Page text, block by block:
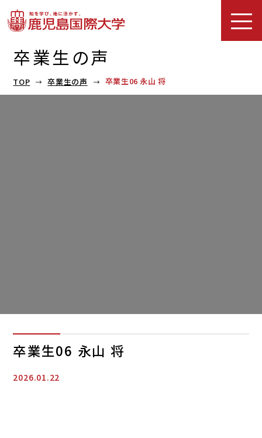
卒業生の声
TOP 卒業生の声 卒業生06 永山 将
卒業生06 永山 将
2026.01.22